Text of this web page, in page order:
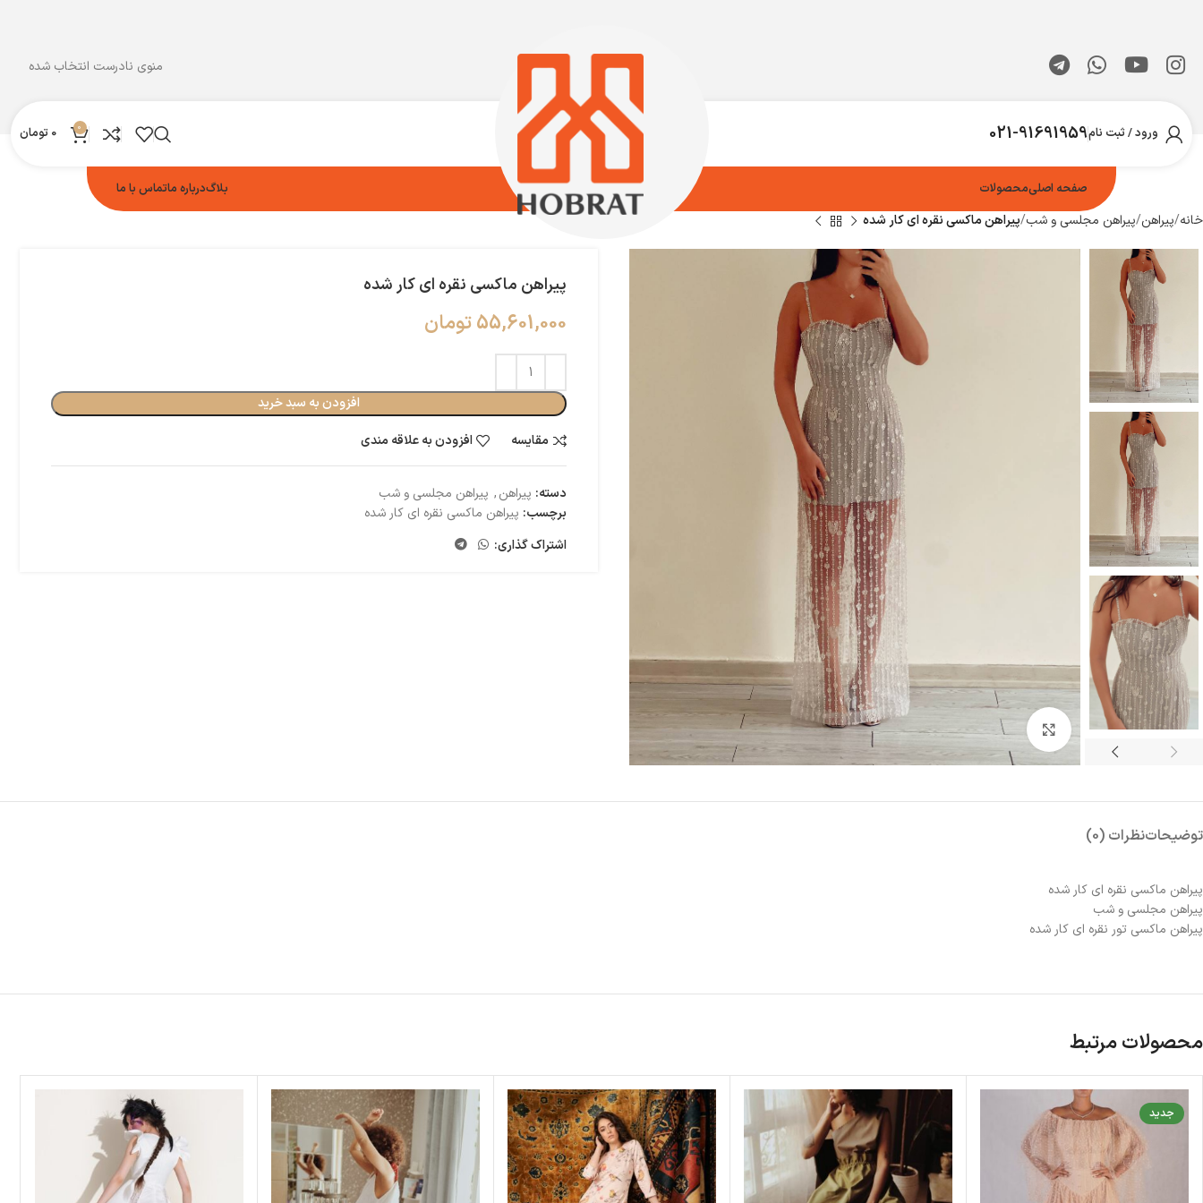
منوی نادرست انتخاب شده
ورود / ثبت نام021-91691959
0
0 تومان
صفحه اصلیمحصولات بلاگدرباره ماتماس با ما
خانه پیراهن پیراهن مجلسی و شب پیراهن ماکسی نقره ای کار شده
بزرگنمایی تصویر
پیراهن ماکسی نقره ای کار شده
55,601,000تومان
افزودن به سبد خرید
مقایسه
افزودن به علاقه مندی
دسته: پیراهن, پیراهن مجلسی و شب
برچسب: پیراهن ماکسی نقره ای کار شده
اشتراک گذاری:
توضیحاتنظرات (0)
پیراهن ماکسی نقره ای کار شده
پیراهن مجلسی و شب‌
پیراهن ماکسی تور نقره ای کار شده
محصولات مرتبط
جدید